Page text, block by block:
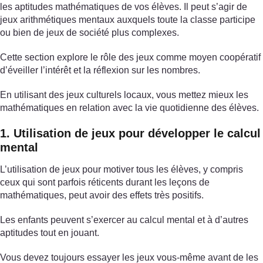
les aptitudes mathématiques de vos élèves. Il peut s’agir de
jeux arithmétiques mentaux auxquels toute la classe participe
ou bien de jeux de société plus complexes.
Cette section explore le rôle des jeux comme moyen coopératif
d’éveiller l’intérêt et la réflexion sur les nombres.
En utilisant des jeux culturels locaux, vous mettez mieux les
mathématiques en relation avec la vie quotidienne des élèves.
1. Utilisation de jeux pour développer le calcul
mental
L’utilisation de jeux pour motiver tous les élèves, y compris
ceux qui sont parfois réticents durant les leçons de
mathématiques, peut avoir des effets très positifs.
Les enfants peuvent s’exercer au calcul mental et à d’autres
aptitudes tout en jouant.
Vous devez toujours essayer les jeux vous-même avant de les